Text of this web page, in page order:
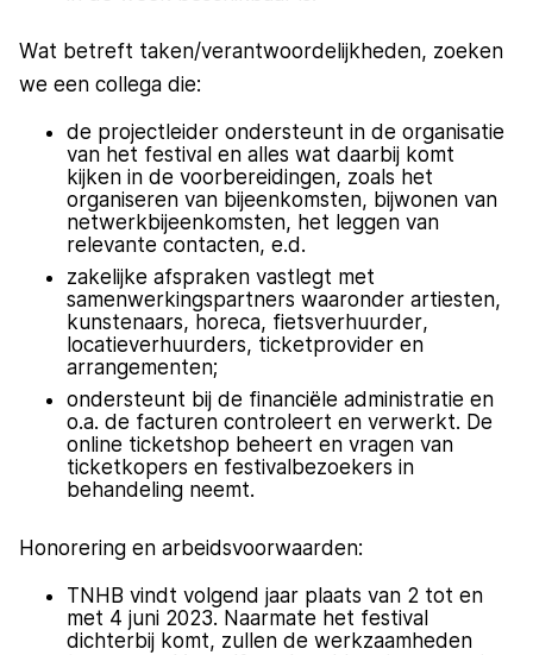
Wat betreft taken/verantwoordelijkheden, zoeken
we een collega die:
de projectleider ondersteunt in de organisatie
van het festival en alles wat daarbij komt
kijken in de voorbereidingen, zoals het
organiseren van bijeenkomsten, bijwonen van
netwerkbijeenkomsten, het leggen van
relevante contacten, e.d.
zakelijke afspraken vastlegt met
samenwerkingspartners waaronder artiesten,
kunstenaars, horeca, fietsverhuurder,
locatieverhuurders, ticketprovider en
arrangementen;
ondersteunt bij de financiële administratie en
o.a. de facturen controleert en verwerkt. De
online ticketshop beheert en vragen van
ticketkopers en festivalbezoekers in
behandeling neemt.
Honorering en arbeidsvoorwaarden:
TNHB vindt volgend jaar plaats van 2 tot en
met 4 juni 2023. Naarmate het festival
dichterbij komt, zullen de werkzaamheden